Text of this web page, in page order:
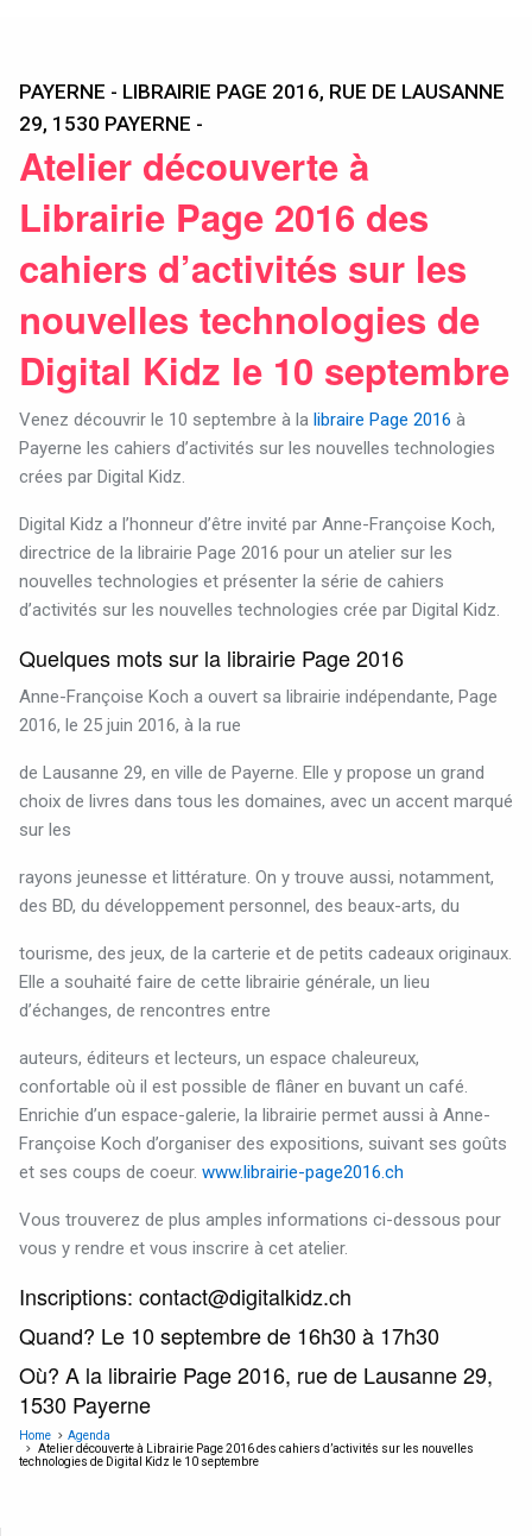
PAYERNE - LIBRAIRIE PAGE 2016, RUE DE LAUSANNE
29, 1530 PAYERNE -
Atelier découverte à
Librairie Page 2016 des
cahiers d’activités sur les
nouvelles technologies de
Digital Kidz le 10 septembre
Venez découvrir le 10 septembre à la libraire Page 2016 à
Payerne les cahiers d’activités sur les nouvelles technologies
crées par Digital Kidz.
Digital Kidz a l’honneur d’être invité par Anne-Françoise Koch,
directrice de la librairie Page 2016 pour un atelier sur les
nouvelles technologies et présenter la série de cahiers
d’activités sur les nouvelles technologies crée par Digital Kidz.
Quelques mots sur la librairie Page 2016
Anne-Françoise Koch a ouvert sa librairie indépendante, Page
2016, le 25 juin 2016, à la rue
de Lausanne 29, en ville de Payerne. Elle y propose un grand
choix de livres dans tous les domaines, avec un accent marqué
sur les
rayons jeunesse et littérature. On y trouve aussi, notamment,
des BD, du développement personnel, des beaux-arts, du
tourisme, des jeux, de la carterie et de petits cadeaux originaux.
Elle a souhaité faire de cette librairie générale, un lieu
d’échanges, de rencontres entre
auteurs, éditeurs et lecteurs, un espace chaleureux,
confortable où il est possible de flâner en buvant un café.
Enrichie d’un espace-galerie, la librairie permet aussi à Anne-
Françoise Koch d’organiser des expositions, suivant ses goûts
et ses coups de coeur. www.librairie-page2016.ch
Vous trouverez de plus amples informations ci-dessous pour
vous y rendre et vous inscrire à cet atelier.
Inscriptions: contact@digitalkidz.ch
Quand? Le 10 septembre de 16h30 à 17h30
Où? A la librairie Page 2016, rue de Lausanne 29,
1530 Payerne
Home
Agenda
Atelier découverte à Librairie Page 2016 des cahiers d’activités sur les nouvelles
technologies de Digital Kidz le 10 septembre